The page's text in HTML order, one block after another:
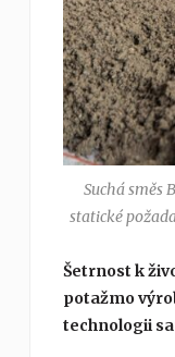
Suchá směs
statické
Šetrnost k
potažmo
technologii